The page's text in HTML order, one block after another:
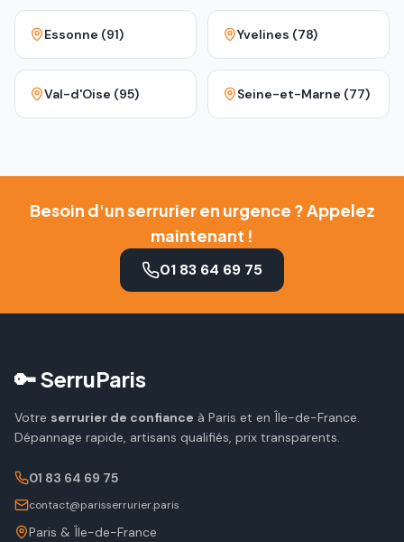
Essonne (91) Yvelines (78)
Val-d'Oise (95) Seine-et-Marne (77)
Besoin d'un serrurier en urgence ? Appelez
maintenant !
01 83 64 69 75
🔑 SerruParis
Votre serrurier de confiance à Paris et en Île-de-France.
Dépannage rapide, artisans qualifiés, prix transparents.
01 83 64 69 75
contact@parisserrurier.paris
Paris & Île-de-France